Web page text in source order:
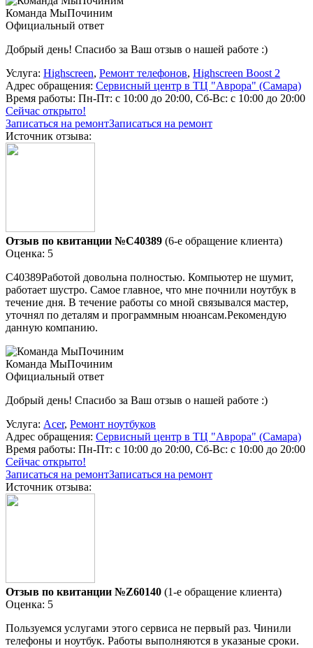
Команда МыПочиним
Официальный ответ
Добрый день! Спасибо за Ваш отзыв о нашей работе :)
Услуга: Highscreen, Ремонт телефонов, Highscreen Boost 2
Адрес обращения: Сервисный центр в ТЦ "Аврора" (Самара)
Время работы: Пн-Пт: с 10:00 до 20:00, Сб-Вс: с 10:00 до 20:00
Сейчас открыто!
Записаться на ремонтЗаписаться на ремонт
Источник отзыва:
Отзыв по квитанции №C40389 (6-е обращение клиента)
Оценка: 5
C40389Работой довольна полностью. Компьютер не шумит,
работает шустро. Самое главное, что мне почнили ноутбук в
течение дня. В течение работы со мной связывался мастер,
уточнял по деталям и программным нюансам.Рекомендую
данную компанию.
Команда МыПочиним
Официальный ответ
Добрый день! Спасибо за Ваш отзыв о нашей работе :)
Услуга: Acer, Ремонт ноутбуков
Адрес обращения: Сервисный центр в ТЦ "Аврора" (Самара)
Время работы: Пн-Пт: с 10:00 до 20:00, Сб-Вс: с 10:00 до 20:00
Сейчас открыто!
Записаться на ремонтЗаписаться на ремонт
Источник отзыва:
Отзыв по квитанции №Z60140 (1-е обращение клиента)
Оценка: 5
Пользуемся услугами этого сервиса не первый раз. Чинили
телефоны и ноутбук. Работы выполняются в указаные сроки.